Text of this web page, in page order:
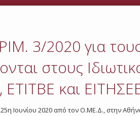
3/2020 για
στους
ΕΤΙΤΒΕ και
Ιουνίου 2020 από τον Ο.ΜΕ.Δ., στην